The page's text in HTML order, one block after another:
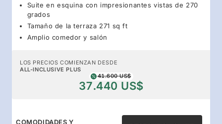
Suite en esquina con impresionantes vistas de 270
grados
Tamaño de la terraza 271 sq ft
Amplio comedor y salón
LOS PRECIOS COMIENZAN DESDE
ALL-INCLUSIVE PLUS
41.600 US$
37.440 US$
COMODIDADES Y